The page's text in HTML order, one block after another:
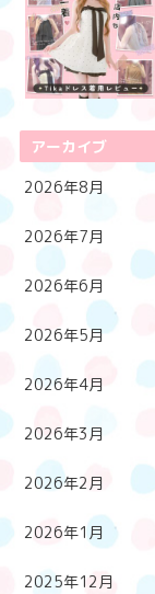
アーカイブ
2026年8月
2026年7月
2026年6月
2026年5月
2026年4月
2026年3月
2026年2月
2026年1月
2025年12月